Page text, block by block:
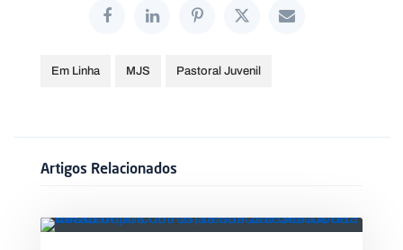
Em Linha MJS Pastoral Juvenil
Artigos Relacionados